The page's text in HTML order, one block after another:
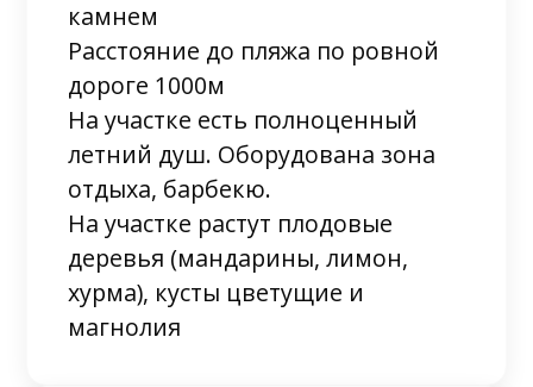
камнем
Расстояние до пляжа по ровной
дороге 1000м
На участке есть полноценный
летний душ. Оборудована зона
отдыха, барбекю.
На участке растут плодовые
деревья (мандарины, лимон,
хурма), кусты цветущие и
магнолия